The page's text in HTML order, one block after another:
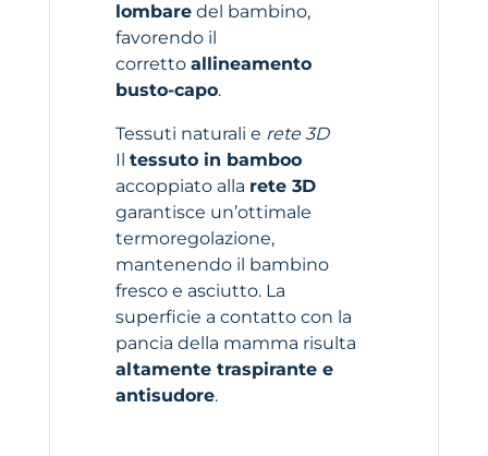
lombare del bambino,
favorendo il
corretto allineamento
busto-capo.
Tessuti naturali e rete 3D
Il tessuto in bamboo
accoppiato alla rete 3D
garantisce un’ottimale
termoregolazione,
mantenendo il bambino
fresco e asciutto. La
superficie a contatto con la
pancia della mamma risulta
altamente traspirante e
antisudore.